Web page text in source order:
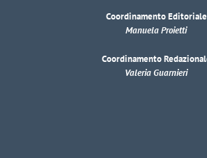
Coordinamento Editoriale
Manuela Proietti
Coordinamento
Valeria Guarnieri